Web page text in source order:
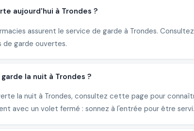
aujourd'hui à Trondes ?
assurent le service de garde à Trondes.
de garde ouvertes.
la nuit à Trondes ?
la nuit à Trondes, consultez cette page pour
avec un volet fermé : sonnez à l'entrée pour être servi.